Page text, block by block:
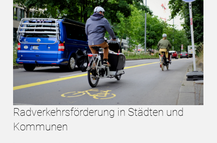
Radverkehrsförderung in Städten und
Kommunen